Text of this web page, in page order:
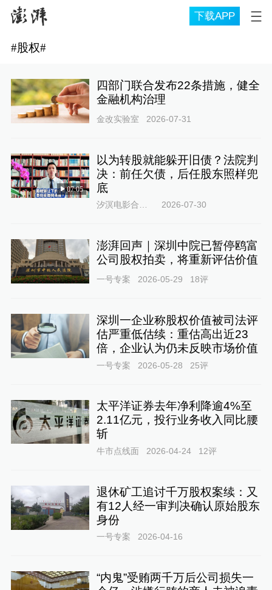
下载APP
#股权#
四部门联合发布22条措施，健全
金融机构治理
金改实验室 2026-07-31
07:05
以为转股就能躲开旧债？法院判
决：前任欠债，后任股东照样兜
底
汐溟电影合同律师66 2026-07-30
澎湃回声｜深圳中院已暂停鸥富
公司股权拍卖，将重新评估价值
一号专案 2026-05-29 18评
深圳一企业称股权价值被司法评
估严重低估续：重估高出近23
倍，企业认为仍未反映市场价值
一号专案 2026-05-28 25评
太平洋证券去年净利降逾4%至
2.11亿元，投行业务收入同比腰
斩
牛市点线面 2026-04-24 12评
退休矿工追讨千万股权案续：又
有12人经一审判决确认原始股东
身份
一号专案 2026-04-16
“内鬼”受贿两千万后公司损失一